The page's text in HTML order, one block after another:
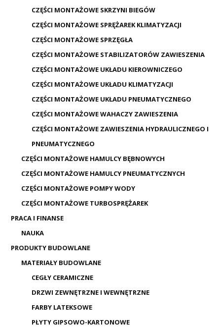
CZĘŚCI MONTAŻOWE SKRZYNI BIEGÓW
CZĘŚCI MONTAŻOWE SPRĘŻAREK KLIMATYZACJI
CZĘŚCI MONTAŻOWE SPRZĘGŁA
CZĘŚCI MONTAŻOWE STABILIZATORÓW ZAWIESZENIA
CZĘŚCI MONTAŻOWE UKŁADU KIEROWNICZEGO
CZĘŚCI MONTAŻOWE UKŁADU KLIMATYZACJI
CZĘŚCI MONTAŻOWE UKŁADU PNEUMATYCZNEGO
CZĘŚCI MONTAŻOWE WAHACZY ZAWIESZENIA
CZĘŚCI MONTAŻOWE ZAWIESZENIA HYDRAULICZNEGO I
PNEUMATYCZNEGO
CZĘŚCI MONTAŻOWE HAMULCY BĘBNOWYCH
CZĘŚCI MONTAŻOWE HAMULCY PNEUMATYCZNYCH
CZĘŚCI MONTAŻOWE POMPY WODY
CZĘŚCI MONTAŻOWE TURBOSPRĘŻAREK
PRACA I FINANSE
NAUKA
PRODUKTY BUDOWLANE
MATERIAŁY BUDOWLANE
CEGŁY CERAMICZNE
DRZWI ZEWNĘTRZNE I WEWNĘTRZNE
FARBY LATEKSOWE
PŁYTY GIPSOWO-KARTONOWE